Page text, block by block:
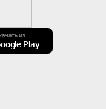
из
Play